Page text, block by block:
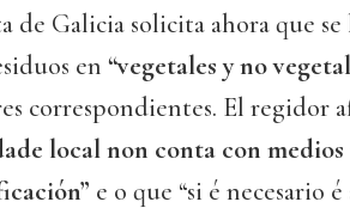
de Galicia solicita ahora que se
en “vegetales y no
correspondientes. El regidor
local non conta con
e o que “si é necesario